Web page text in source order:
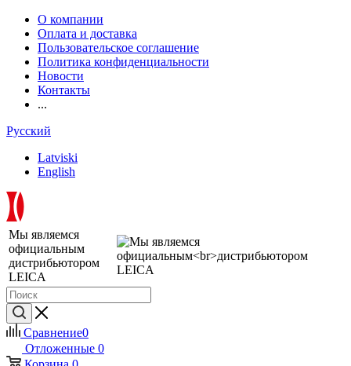
О компании
Оплата и доставка
Пользовательское соглашение
Политика конфиденциальности
Новости
Контакты
...
Русский
Latviski
English
Мы являемся
официальным
дистрибьютором
LEICA
Сравнение0
Отложенные 0